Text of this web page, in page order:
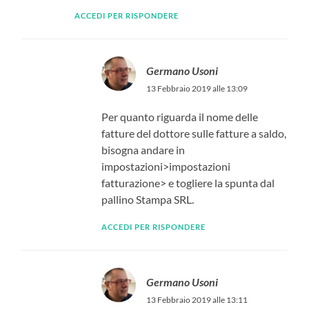
ACCEDI PER RISPONDERE
Germano Usoni
13 Febbraio 2019 alle 13:09
Per quanto riguarda il nome delle
fatture del dottore sulle fatture a saldo,
bisogna andare in
impostazioni>impostazioni
fatturazione> e togliere la spunta dal
pallino Stampa SRL.
ACCEDI PER RISPONDERE
Germano Usoni
13 Febbraio 2019 alle 13:11